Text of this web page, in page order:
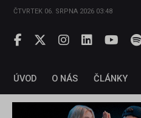
ČTVRTEK 06. SRPNA 2026 03:48
ÚVOD O NÁS ČLÁNKY